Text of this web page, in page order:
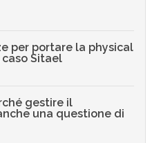
per portare la physical
Sitael
gestire il
una questione di